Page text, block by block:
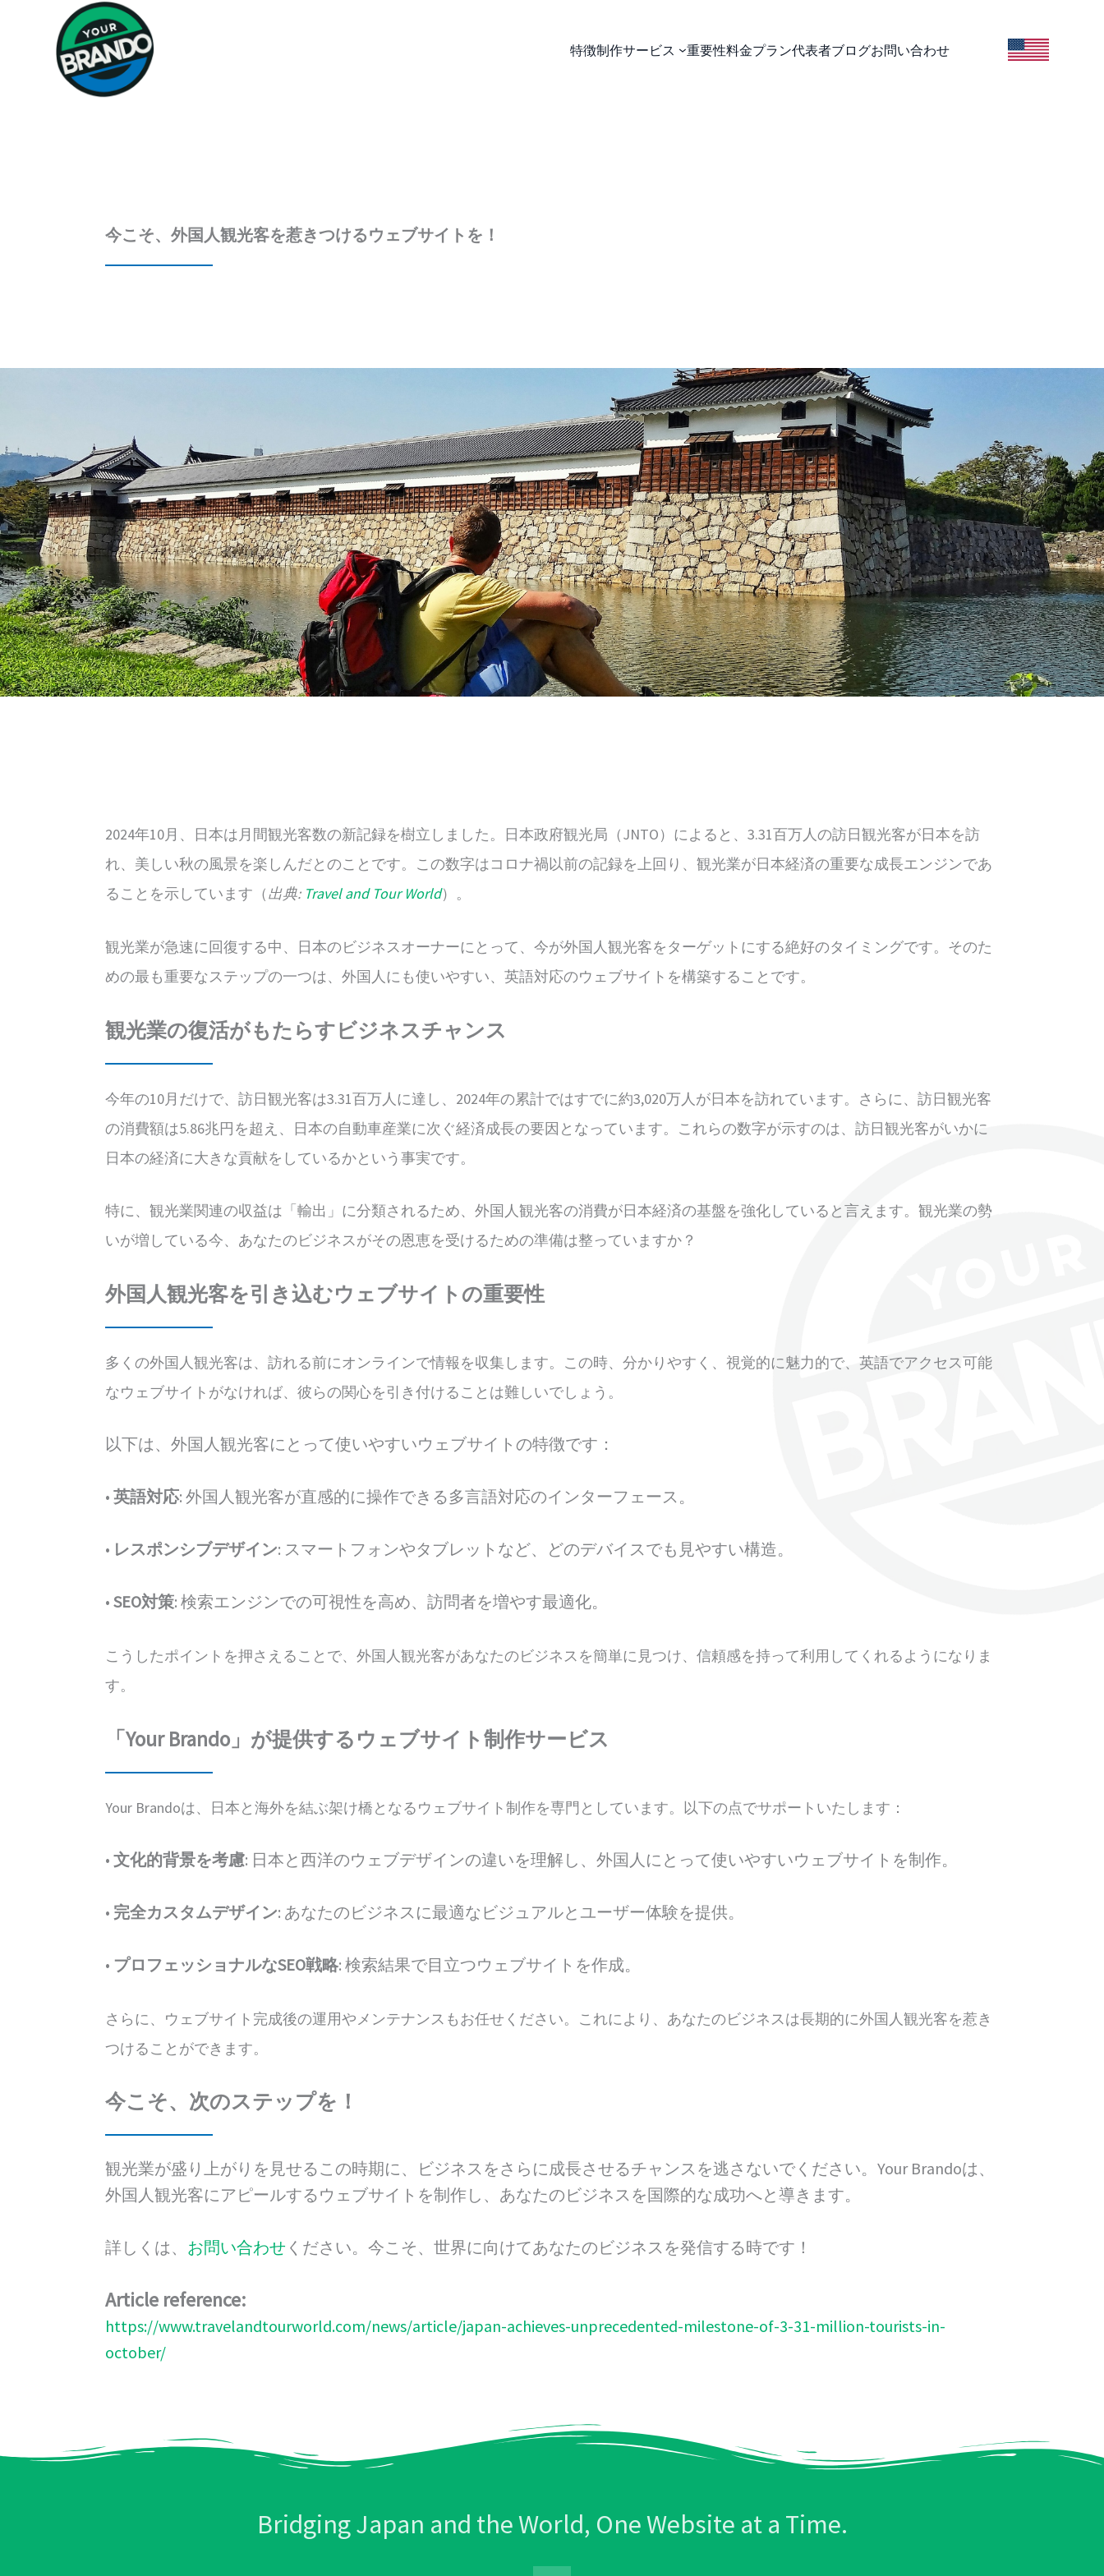
特徴制作サービス 重要性料金プラン代表者ブログお問い合わせ
今こそ、外国人観光客を惹きつけるウェブサイトを！
2024年10月、日本は月間観光客数の新記録を樹立しました。日本政府観光局（JNTO）によると、3.31百万人の訪日観光客が日本を訪
れ、美しい秋の風景を楽しんだとのことです。この数字はコロナ禍以前の記録を上回り、観光業が日本経済の重要な成長エンジンであ
ることを示しています（出典: Travel and Tour World）。
観光業が急速に回復する中、日本のビジネスオーナーにとって、今が外国人観光客をターゲットにする絶好のタイミングです。そのた
めの最も重要なステップの一つは、外国人にも使いやすい、英語対応のウェブサイトを構築することです。
観光業の復活がもたらすビジネスチャンス
今年の10月だけで、訪日観光客は3.31百万人に達し、2024年の累計ではすでに約3,020万人が日本を訪れています。さらに、訪日観光客
の消費額は5.86兆円を超え、日本の自動車産業に次ぐ経済成長の要因となっています。これらの数字が示すのは、訪日観光客がいかに
日本の経済に大きな貢献をしているかという事実です。
特に、観光業関連の収益は「輸出」に分類されるため、外国人観光客の消費が日本経済の基盤を強化していると言えます。観光業の勢
いが増している今、あなたのビジネスがその恩恵を受けるための準備は整っていますか？
外国人観光客を引き込むウェブサイトの重要性
多くの外国人観光客は、訪れる前にオンラインで情報を収集します。この時、分かりやすく、視覚的に魅力的で、英語でアクセス可能
なウェブサイトがなければ、彼らの関心を引き付けることは難しいでしょう。
以下は、外国人観光客にとって使いやすいウェブサイトの特徴です：
•英語対応: 外国人観光客が直感的に操作できる多言語対応のインターフェース。
• レスポンシブデザイン: スマートフォンやタブレットなど、どのデバイスでも見やすい構造。
•SEO対策: 検索エンジンでの可視性を高め、訪問者を増やす最適化。
こうしたポイントを押さえることで、外国人観光客があなたのビジネスを簡単に見つけ、信頼感を持って利用してくれるようになりま
す。
「Your Brando」が提供するウェブサイト制作サービス
Your Brandoは、日本と海外を結ぶ架け橋となるウェブサイト制作を専門としています。以下の点でサポートいたします：
•文化的背景を考慮: 日本と西洋のウェブデザインの違いを理解し、外国人にとって使いやすいウェブサイトを制作。
• 完全カスタムデザイン: あなたのビジネスに最適なビジュアルとユーザー体験を提供。
• プロフェッショナルなSEO戦略: 検索結果で目立つウェブサイトを作成。
さらに、ウェブサイト完成後の運用やメンテナンスもお任せください。これにより、あなたのビジネスは長期的に外国人観光客を惹き
つけることができます。
今こそ、次のステップを！
観光業が盛り上がりを見せるこの時期に、ビジネスをさらに成長させるチャンスを逃さないでください。Your Brandoは、
外国人観光客にアピールするウェブサイトを制作し、あなたのビジネスを国際的な成功へと導きます。
詳しくは、 お問い合わせ ください。今こそ、世界に向けてあなたのビジネスを発信する時です！
Article reference:
https://www.travelandtourworld.com/news/article/japan-achieves-unprecedented-milestone-of-3-31-million-tourists-in-
october/
Bridging Japan and the World, One Website at a Time.